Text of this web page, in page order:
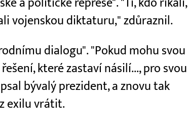
a politické represe". "Ti, kdo říkali,
vojenskou diktaturu," zdůraznil.
dialogu". "Pokud mohu svou
které zastaví násilí..., pro svou
bývalý prezident, a znovu tak
exilu vrátit.